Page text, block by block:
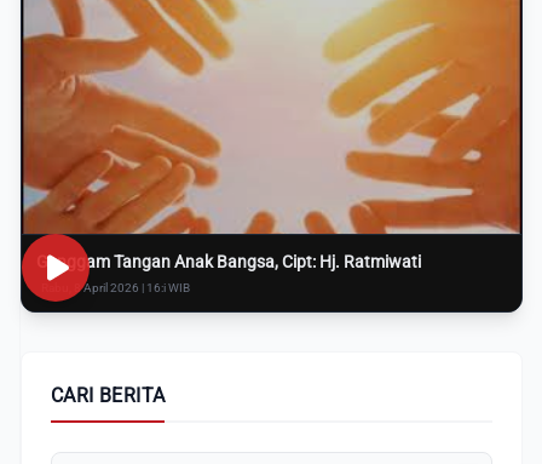
Genggam Tangan Anak Bangsa, Cipt: Hj. Ratmiwati
Rabu, 8 April 2026 | 16:i WIB
CARI BERITA